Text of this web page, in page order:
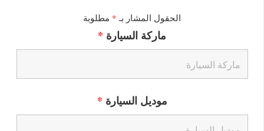
الحقول المشار بـ * مطلوبة
ماركة السيارة *
موديل السيارة *